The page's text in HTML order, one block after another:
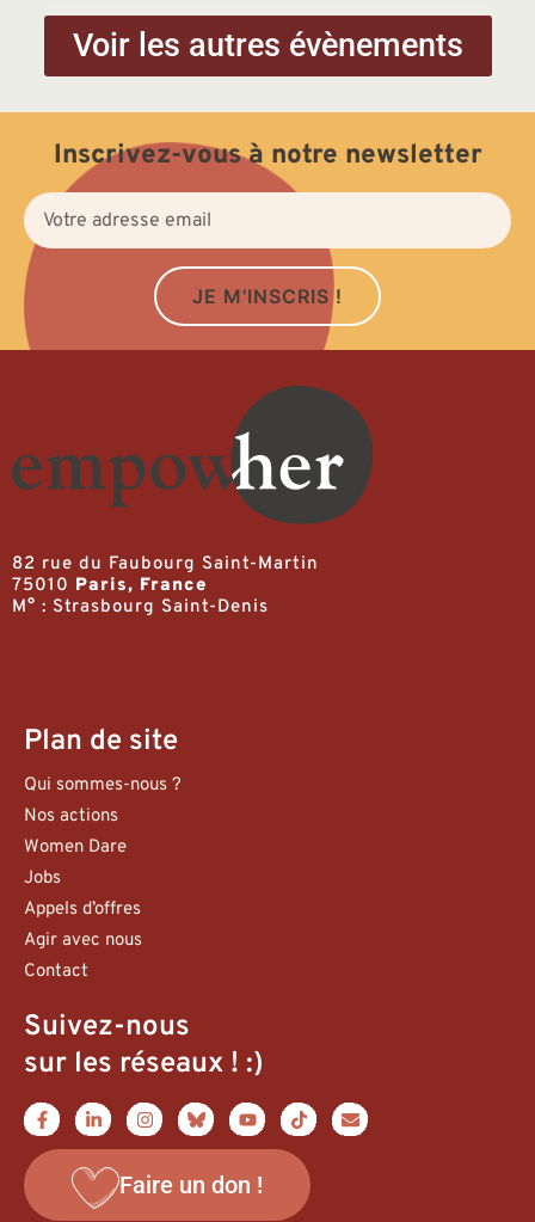
Voir les autres évènements
Inscrivez-vous à notre newsletter
JE M'INSCRIS !
82 rue du Faubourg Saint-Martin
75010 Paris, France
M° : Strasbourg Saint-Denis
Plan de site
Qui sommes-nous ?
Nos actions
Women Dare
Jobs
Appels d’offres
Agir avec nous
Contact
Suivez-nous
sur les réseaux ! :)
Faire un don !